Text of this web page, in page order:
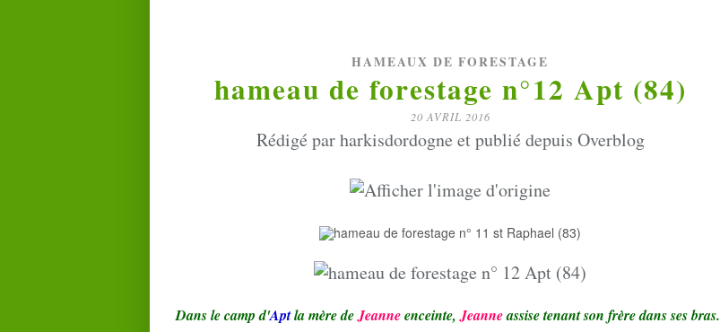
HAMEAUX DE FORESTAGE
hameau de forestage n°12 Apt (84)
20 AVRIL 2016
Rédigé par harkisdordogne et publié depuis Overblog
Dans le camp d'Aptla mère deJeanneenceinte,Jeanneassise tenant son frère dans ses bras.